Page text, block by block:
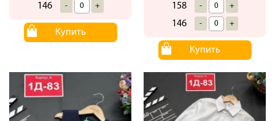
146 - +
Купить
158 - +
146 - +
Купить